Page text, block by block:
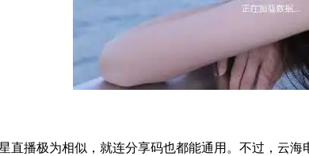
直播极为相似，就连分享码也都能通用。不过，云